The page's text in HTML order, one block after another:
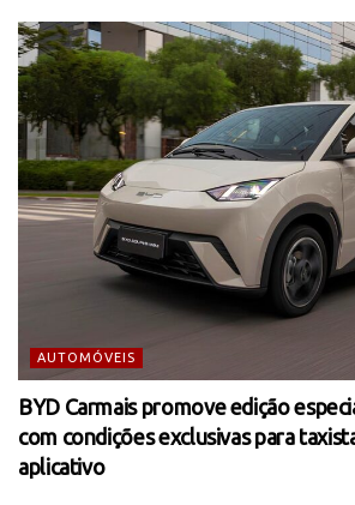
AUTOMÓVEIS
BYD Carmais promove edição
com condições exclusivas para
aplicativo